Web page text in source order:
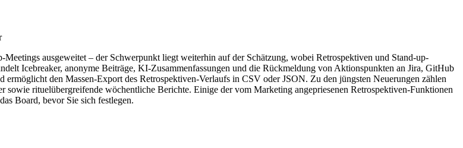
ausgeweitet – der Schwerpunkt liegt weiterhin auf der Schätzung, wobei Retrospektiven und Stand-up-
Icebreaker, anonyme Beiträge, KI-Zusammenfassungen und die Rückmeldung von Aktionspunkten an Jira, GitHub
den Massen-Export des Retrospektiven-Verlaufs in CSV oder JSON. Zu den jüngsten Neuerungen zählen
rituelübergreifende wöchentliche Berichte. Einige der vom Marketing angepriesenen Retrospektiven-Funktionen
Board, bevor Sie sich festlegen.